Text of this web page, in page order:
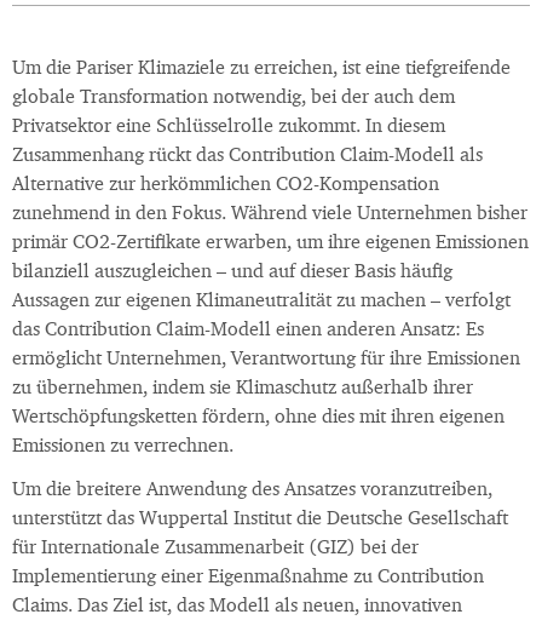
Um die Pariser Klimaziele zu erreichen, ist eine tiefgreifende
globale Transformation notwendig, bei der auch dem
Privatsektor eine Schlüsselrolle zukommt. In diesem
Zusammenhang rückt das Contribution Claim-Modell als
Alternative zur herkömmlichen CO2-Kompensation
zunehmend in den Fokus. Während viele Unternehmen bisher
primär CO2-Zertifikate erwarben, um ihre eigenen Emissionen
bilanziell auszugleichen – und auf dieser Basis häufig
Aussagen zur eigenen Klimaneutralität zu machen – verfolgt
das Contribution Claim-Modell einen anderen Ansatz: Es
ermöglicht Unternehmen, Verantwortung für ihre Emissionen
zu übernehmen, indem sie Klimaschutz außerhalb ihrer
Wertschöpfungsketten fördern, ohne dies mit ihren eigenen
Emissionen zu verrechnen.
Um die breitere Anwendung des Ansatzes voranzutreiben,
unterstützt das Wuppertal Institut die Deutsche Gesellschaft
für Internationale Zusammenarbeit (GIZ) bei der
Implementierung einer Eigenmaßnahme zu Contribution
Claims. Das Ziel ist, das Modell als neuen, innovativen